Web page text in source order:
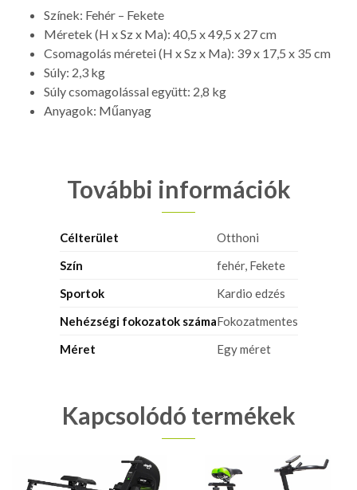
Színek: Fehér – Fekete
Méretek (H x Sz x Ma): 40,5 x 49,5 x 27 cm
Csomagolás méretei (H x Sz x Ma): 39 x 17,5 x 35 cm
Súly: 2,3 kg
Súly csomagolással együtt: 2,8 kg
Anyagok: Műanyag
További információk
Célterület
Otthoni
Szín
fehér, Fekete
Sportok
Kardio edzés
Nehézségi fokozatok számaFokozatmentes
Méret
Egy méret
Kapcsolódó termékek